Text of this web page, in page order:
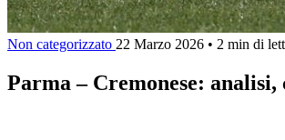
Non categorizzato 22 Marzo 2026 • 2 min di
Parma – Cremonese: analisi,